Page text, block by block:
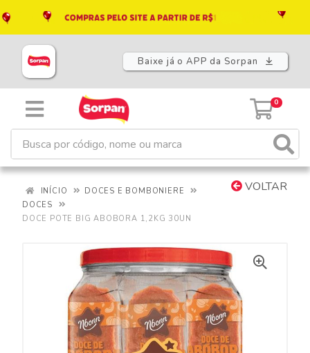
Baixe já o APP da Sorpan
0
VOLTAR
INÍCIO
DOCES E BOMBONIERE
DOCES
DOCE POTE BIG ABOBORA 1,2KG 30UN